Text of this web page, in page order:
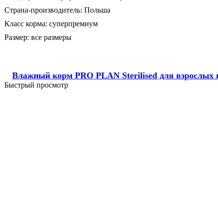
Страна-производитель: Польша
Класс корма: суперпремиум
Размер: все размеры
Влажный корм PRO PLAN Sterilised для взрослых
Быстрый просмотр